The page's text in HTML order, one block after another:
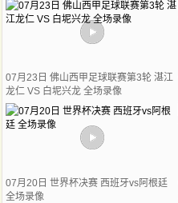
07月23日 佛山西甲足球联赛第3轮 湛江
龙仁 VS 白坭兴龙 全场录像
07月20日 世界杯决赛 西班牙vs阿根廷
全场录像